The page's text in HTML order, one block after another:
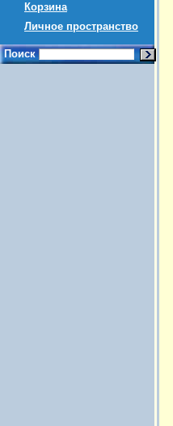
Корзина
Личное пространство
Поиск